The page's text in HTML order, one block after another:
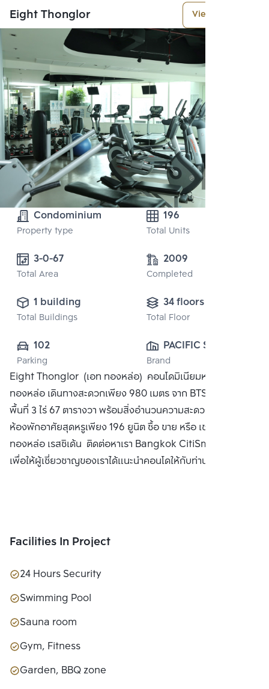
Eight Thonglor View More
Condominium
Property type
196
Total Units
3-0-67
Total Area
2009
Completed
1 building
Total Buildings
34 floors
Total Floor
102
Parking
PACIFIC STAR
INTERNATIONAL
(THAILAND) CO.,
LTD.
Brand
Eight Thonglor (เอท ทองหล่อ) คอนโดมิเนียมหรูบนพื้นที่
ทองหล่อ เดินทางสะดวกเพียง 980 เมตร จาก BTS ทองหล่อ บน
พื้นที่ 3 ไร่ 67 ตารางวา พร้อมสิ่งอำนวนความสะดวกครบครัน
ห้องพักอาศัยสุดหรูเพียง 196 ยูนิต ซื้อ ขาย หรือ เช่า คอนโด เอท
ทองหล่อ เรสซิเด้น ติดต่อหาเรา Bangkok CitiSmart ได้ทันที
เพื่อให้ผู้เชี่ยวชาญของเราได้แนะนำคอนโดให้กับท่าน
Facilities In Project
24 Hours Security
Swimming Pool
Sauna room
Gym, Fitness
Garden, BBQ zone